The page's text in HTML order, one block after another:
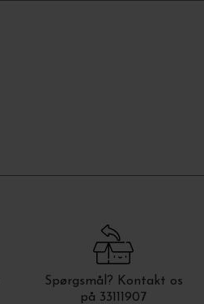
Spørgsmål? Kontakt os
på 33111907